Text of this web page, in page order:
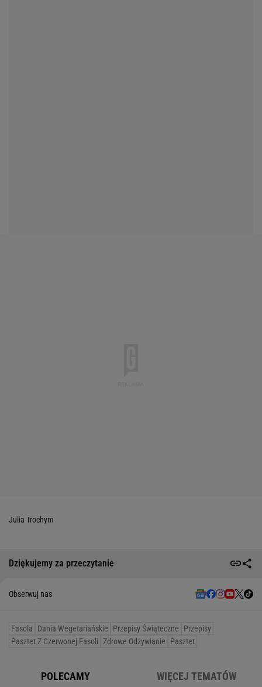
Julia Trochym
Dziękujemy za przeczytanie
Obserwuj nas
Fasola Dania Wegetariańskie Przepisy Świąteczne
Przepisy
Pasztet Z Czerwonej Fasoli
Zdrowe Odżywianie Pasztet
POLECAMY WIĘCEJ TEMATÓW